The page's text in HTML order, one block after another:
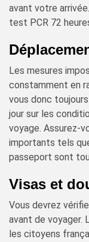
avant votre
test PCR 72
Les mesures
constamment en
vous donc
jour sur les
voyage. Assurez-
importants tels
passeport sont
Visas et
Vous devrez
avant de voyager.
les citoyens